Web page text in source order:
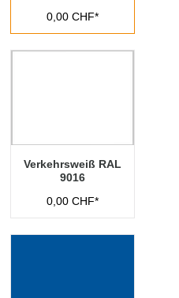
0,00 CHF*
Verkehrsweiß RAL
9016
0,00 CHF*